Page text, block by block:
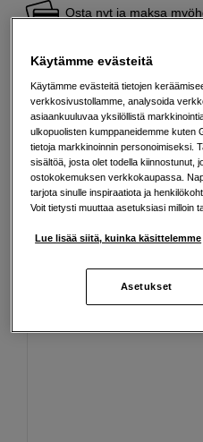
Osta nyt ja maksa
Sopivat lisävarusteet
Käytämme evästeitä
Käytämme evästeitä tietojen
verkkosivustollamme, analysoida
asiaankuuluvaa yksilöllistä
ulkopuolisten kumppaneidemme kuten
tietoja markkinoinnin personoimiseksi.
sisältöä, josta olet todella kiinnostunut,
ostokokemuksen verkkokaupassa.
tarjota sinulle inspiraatiota ja
Voit tietysti muuttaa asetuksiasi milloin
Lue lisää siitä, kuinka käsittelemme
Asetukset